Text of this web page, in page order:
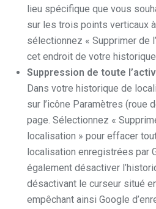
lieu spécifique que vous
sur les trois points verticaux
sélectionnez « Supprimer de
cet endroit de votre
Suppression de toute
Dans votre historique de
sur l’icône Paramètres (roue
page. Sélectionnez «
localisation » pour effacer
localisation enregistrées par
également désactiver
désactivant le curseur situé
empêchant ainsi Google